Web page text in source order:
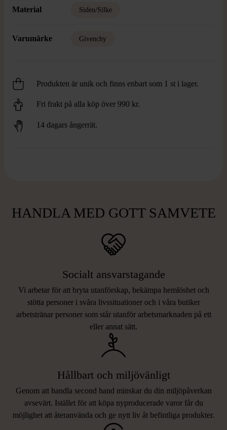
Material Siden/Silke
Varumärke Givenchy
Produkten är unik och finns enbart som 1 st i lager.
Fri frakt på alla köp över 990 kr.
14 dagars ångerrät.
HANDLA MED GOTT SAMVETE
Socialt ansvarstagande
Vi arbetar för att bryta utanförskap, bekämpa hemlöshet och
stötta personer i svåra livssituationer och i våra butiker
arbetstränar personer som står utanför arbetsmarknaden på ett
eller annat sätt.
Hållbart och miljövänligt
Genom att handla second hand minskar du din miljöpåverkan
avsevärt. Istället för att köpa nyproducerade varor får du
möjlighet att återanvända och ge nytt liv åt befintliga produkter.